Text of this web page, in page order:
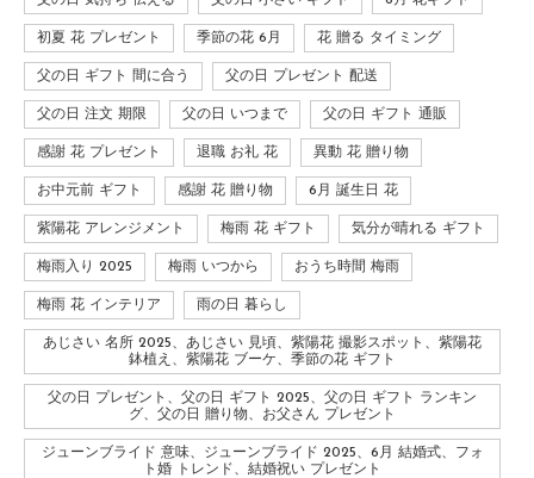
初夏 花 プレゼント 季節の花 6月 花 贈る タイミング
父の日 ギフト 間に合う 父の日 プレゼント 配送
父の日 注文 期限 父の日 いつまで 父の日 ギフト 通販
感謝 花 プレゼント 退職 お礼 花 異動 花 贈り物
お中元前 ギフト 感謝 花 贈り物 6月 誕生日 花
紫陽花 アレンジメント 梅雨 花 ギフト 気分が晴れる ギフト
梅雨入り 2025 梅雨 いつから おうち時間 梅雨
梅雨 花 インテリア 雨の日 暮らし
あじさい 名所 2025、あじさい 見頃、紫陽花 撮影スポット、紫陽花
鉢植え、紫陽花 ブーケ、季節の花 ギフト
父の日 プレゼント、父の日 ギフト 2025、父の日 ギフト ランキン
グ、父の日 贈り物、お父さん プレゼント
ジューンブライド 意味、ジューンブライド 2025、6月 結婚式、フォ
ト婚 トレンド、結婚祝い プレゼント